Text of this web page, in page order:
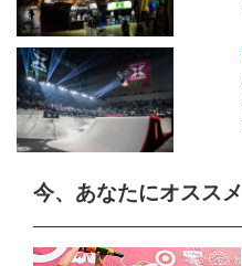
今、あなたにオススメ